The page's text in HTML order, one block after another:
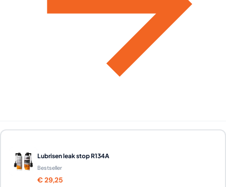
Lubrisen leak stop R134A
Bestseller
€ 29,25